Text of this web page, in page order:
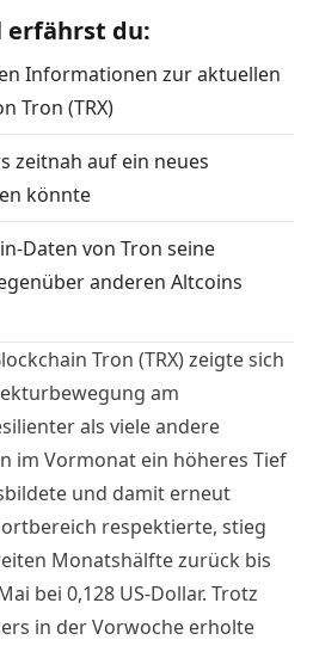
erfährst du:
Informationen zur aktuellen
Tron (TRX)
zeitnah auf ein neues
könnte
Daten von Tron seine
anderen Altcoins
Tron (TRX) zeigte sich
am
als viele andere
im Vormonat ein höheres Tief
und damit erneut
respektierte, stieg
Monatshälfte zurück bis
bei 0,128 US-Dollar. Trotz
in der Vorwoche erholte